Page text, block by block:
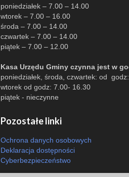
poniedziałek – 7.00 – 14.00
wtorek – 7.00 – 16.00
środa – 7.00 – 14.00
czwartek – 7.00 – 14.00
piątek – 7.00 – 12.00
Kasa Urzędu Gminy czynna jest w
poniedziałek, środa, czwartek: od
wtorek od godz: 7.00- 16.30
piątek - nieczynne
Pozostałe linki
Ochrona danych osobowych
Deklaracja dostępności
Cyberbezpieczeństwo